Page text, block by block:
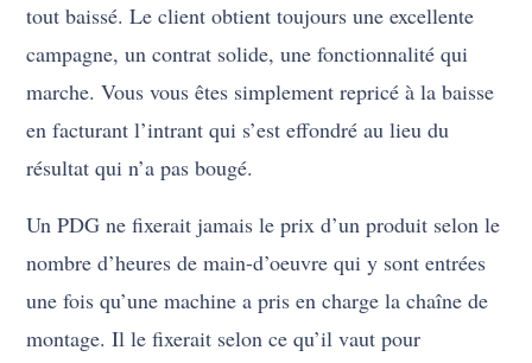
tout baissé. Le client obtient toujours une excellente
campagne, un contrat solide, une fonctionnalité qui
marche. Vous vous êtes simplement repricé à la baisse
en facturant l’intrant qui s’est effondré au lieu du
résultat qui n’a pas bougé.
Un PDG ne fixerait jamais le prix d’un produit selon le
nombre d’heures de main-d’oeuvre qui y sont entrées
une fois qu’une machine a pris en charge la chaîne de
montage. Il le fixerait selon ce qu’il vaut pour